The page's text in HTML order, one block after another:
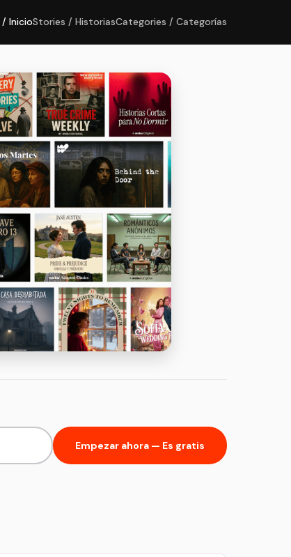
InicioStories / HistoriasCategories / Categorías
Empezar ahora — Es gratis